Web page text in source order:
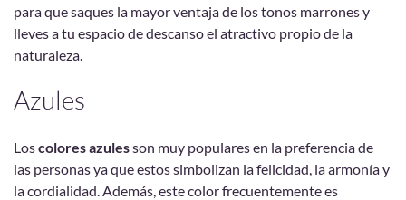
para que saques la mayor ventaja de los tonos marrones y
lleves a tu espacio de descanso el atractivo propio de la
naturaleza.
Azules
Loscolores azulesson muy populares en la preferencia de
las personas ya que estos simbolizan la felicidad, la armonía y
la cordialidad. Además, este color frecuentemente es